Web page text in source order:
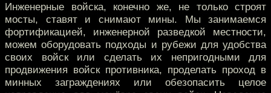
Инженерные войска, конечно же, не только строят
мосты, ставят и снимают мины. Мы занимаемся
фортификацией, инженерной разведкой местности,
можем оборудовать подходы и рубежи для удобства
своих войск или сделать их непригодными для
продвижения войск противника, проделать проход в
минных заграждениях или обезопасить целое